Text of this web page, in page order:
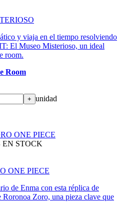
y viaja en el tiempo resolviendo
El Museo Misterioso, un ideal
room.
Room
+ unidad
STOCK
ONE PIECE
de Enma con esta réplica de
Roronoa Zoro, una pieza clave que